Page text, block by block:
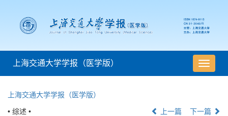
导
航
上海交通大学学报（医学版）
上海交通大学学报（医学版）
• 综述 • 上一篇 下一篇